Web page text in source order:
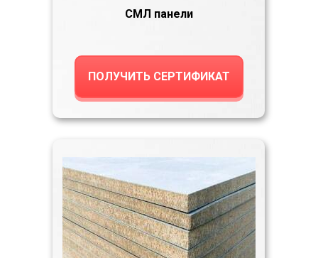
СМЛ панели
ПОЛУЧИТЬ СЕРТИФИКАТ